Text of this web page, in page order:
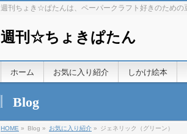
週刊ちょき☆ぱたんは、ペーパークラフト好きのための
週刊☆ちょきぱたん
ホーム お気に入り紹介 しかけ絵本
Blog
HOME » Blog » お気に入り紹介 » ジェネリック（グリーン）